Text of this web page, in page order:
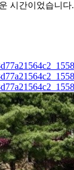
시간이었습니다.